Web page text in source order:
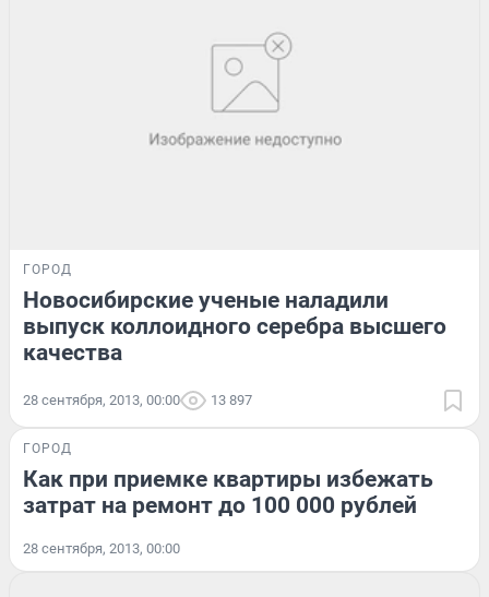
ГОРОД
Новосибирские ученые наладили
выпуск коллоидного серебра высшего
качества
28 сентября, 2013, 00:00 13 897
ГОРОД
Как при приемке квартиры избежать
затрат на ремонт до 100 000 рублей
28 сентября, 2013, 00:00